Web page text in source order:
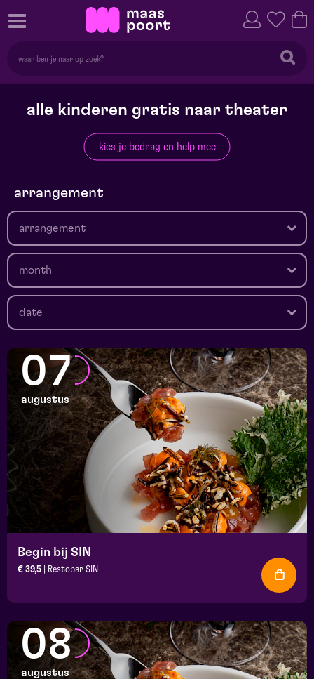
alle kinderen gratis naar theater
kies je bedrag en help mee
arrangement
arrangement
month
date
07
augustus
Begin bij SIN
€ 39,5 | Restobar SIN
08
augustus